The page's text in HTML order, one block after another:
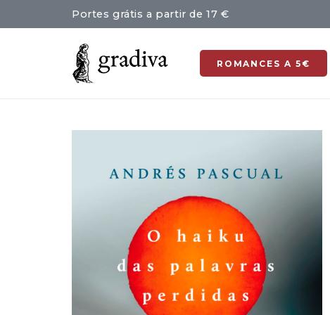
Portes grátis a partir de 17 €
ROMANCES A 5€